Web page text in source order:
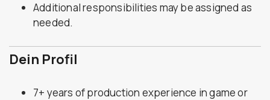
Additional responsibilities may be assigned as
needed.
Dein Profil
7+ years of production experience in game or